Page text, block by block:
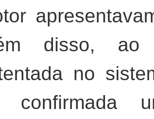
disso, ao
no
confirmada